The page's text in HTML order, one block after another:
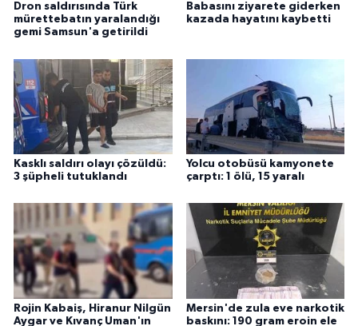
Dron saldırısında Türk
mürettebatın yaralandığı
gemi Samsun'a getirildi
Babasını ziyarete giderken
kazada hayatını kaybetti
Kasklı saldırı olayı çözüldü:
3 şüpheli tutuklandı
Yolcu otobüsü kamyonete
çarptı: 1 ölü, 15 yaralı
Rojin Kabaiş, Hiranur Nilgün
Aygar ve Kıvanç Uman'ın
Mersin'de zula eve narkotik
baskını: 190 gram eroin ele